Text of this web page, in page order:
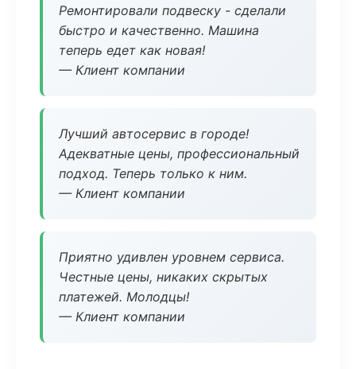
Ремонтировали подвеску - сделали
быстро и качественно. Машина
теперь едет как новая!
— Клиент компании
Лучший автосервис в городе!
Адекватные цены, профессиональный
подход. Теперь только к ним.
— Клиент компании
Приятно удивлен уровнем сервиса.
Честные цены, никаких скрытых
платежей. Молодцы!
— Клиент компании